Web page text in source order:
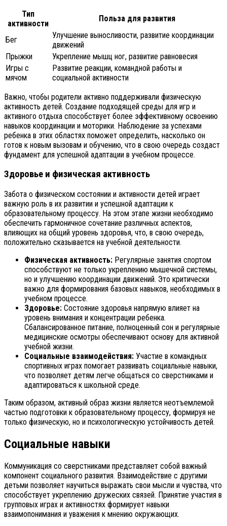
Тип
активности
Польза для развития
Бег
Улучшение выносливости, развитие координации
движений
Прыжки
Укрепление мышц ног, развитие равновесия
Игры с
мячом
Развитие реакции, командной работы и
социальной активности
Важно, чтобы родители активно поддерживали физическую
активность детей. Создание подходящей среды для игр и
активного отдыха способствует более эффективному освоению
навыков координации и моторики. Наблюдение за успехами
ребенка в этих областях поможет определить, насколько он
готов к новым вызовам и обучению, что в свою очередь создаст
фундамент для успешной адаптации в учебном процессе.
Здоровье и физическая активность
Забота о физическом состоянии и активности детей играет
важную роль в их развитии и успешной адаптации к
образовательному процессу. На этом этапе жизни необходимо
обеспечить гармоничное сочетание различных аспектов,
влияющих на общий уровень здоровья, что, в свою очередь,
положительно сказывается на учебной деятельности.
Физическая активность: Регулярные занятия спортом
способствуют не только укреплению мышечной системы,
но и улучшению координации движений. Это критически
важно для формирования базовых навыков, необходимых в
учебном процессе.
Здоровье: Состояние здоровья напрямую влияет на
уровень внимания и концентрации ребенка.
Сбалансированное питание, полноценный сон и регулярные
медицинские осмотры обеспечивают основу для активной
учебной жизни.
Социальные взаимодействия: Участие в командных
спортивных играх помогает развивать социальные навыки,
что позволяет детям легче общаться со сверстниками и
адаптироваться к школьной среде.
Таким образом, активный образ жизни является неотъемлемой
частью подготовки к образовательному процессу, формируя не
только физическую, но и психологическую устойчивость детей.
Социальные навыки
Коммуникация со сверстниками представляет собой важный
компонент социального развития. Взаимодействие с другими
детьми позволяет научиться выражать свои мысли и чувства, что
способствует укреплению дружеских связей. Принятие участия в
групповых играх и активностях формирует навыки
взаимопонимания и уважения к мнению окружающих.